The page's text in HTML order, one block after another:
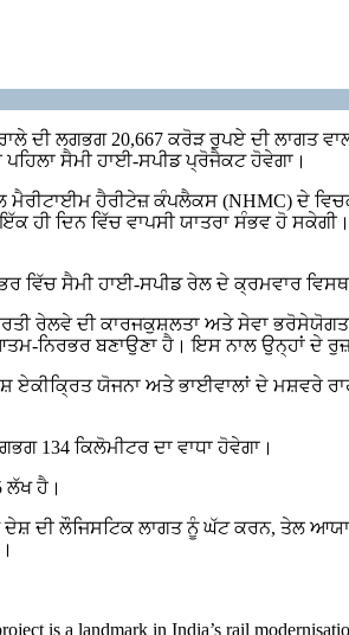
ਲਗਭਗ 20,667 ਕਰੋੜ ਰੁਪਏ ਦੀ ਲਾਗਤ
ਸੈਮੀ ਹਾਈ-ਸਪੀਡ ਪ੍ਰੋਜੈਕਟ ਹੋਵੇਗਾ।
ਹੈਰੀਟੇਜ਼ ਕੰਪਲੈਕਸ (NHMC) ਦੇ
ਹੀ ਦਿਨ ਵਿੱਚ ਵਾਪਸੀ ਯਾਤਰਾ ਸੰਭਵ ਹੋ
ਸੈਮੀ ਹਾਈ-ਸਪੀਡ ਰੇਲ ਦੇ ਕ੍ਰਮਵਾਰ
ਰੇਲਵੇ ਦੀ ਕਾਰਜਕੁਸ਼ਲਤਾ ਅਤੇ ਸੇਵਾ
ਨਿਰਭਰ ਬਣਾਉਣਾ ਹੈ। ਇਸ ਨਾਲ ਉਨ੍ਹਾਂ ਦੇ
ਯੋਜਨਾ ਅਤੇ ਭਾਈਵਾਲਾਂ ਦੇ ਮਸ਼ਵਰੇ
134 ਕਿਲੋਮੀਟਰ ਦਾ ਵਾਧਾ ਹੋਵੇਗਾ।
ਲੱਖ ਹੈ।
ਦੀ ਲੌਜਿਸਟਿਕ ਲਾਗਤ ਨੂੰ ਘੱਟ ਕਰਨ, ਤੇਲ
is a landmark in India’s rail